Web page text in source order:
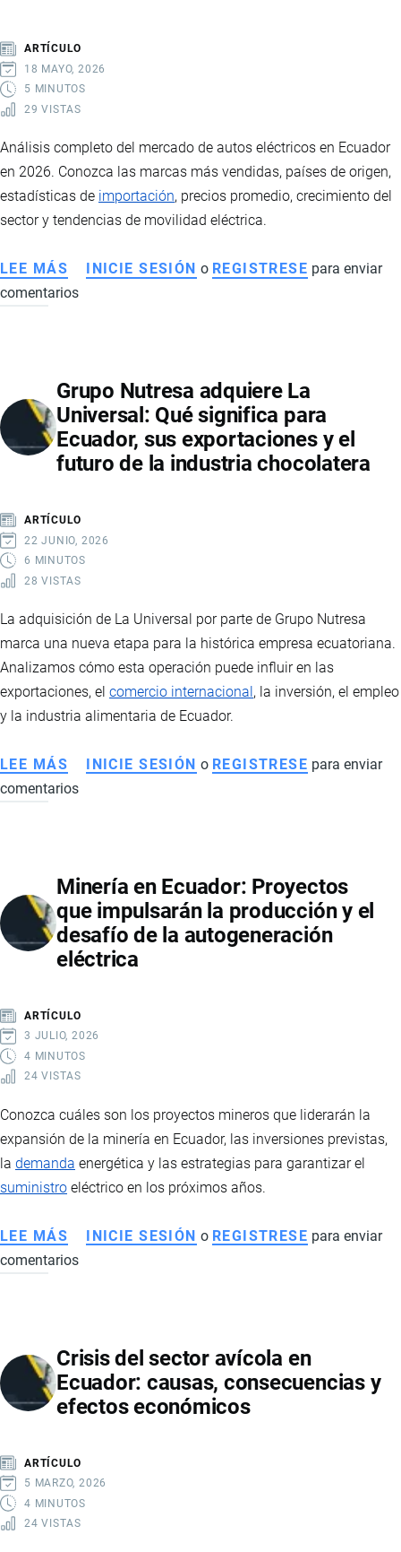
MARCAS
NACIONALES
ARTÍCULO
18 MAYO, 2026
5 MINUTOS
29 VISTAS
Análisis completo del mercado de autos eléctricos en Ecuador
en 2026. Conozca las marcas más vendidas, países de origen,
estadísticas de importación, precios promedio, crecimiento del
sector y tendencias de movilidad eléctrica.
LEE MÁS SOBRE
AUTOS
EL
MERCADO
VIVE
UN
IMPULSADO
POR
MARCAS
TENDENCIAS
INICIE SESIÓN o REGISTRESE para enviar
comentarios
Grupo Nutresa adquiere La
Universal: Qué significa para
Ecuador, sus exportaciones y el
futuro de la industria chocolatera
ARTÍCULO
22 JUNIO, 2026
6 MINUTOS
28 VISTAS
La adquisición de La Universal por parte de Grupo Nutresa
marca una nueva etapa para la histórica empresa ecuatoriana.
Analizamos cómo esta operación puede influir en las
exportaciones, el comercio internacional, la inversión, el empleo
y la industria alimentaria de Ecuador.
LEE MÁS SOBRE
GRUPO
UNIVERSAL:
QUÉ
SIGNIFICA
PARA
EXPORTACIONES
Y
EL
INDUSTRIA
CHOCOLATERA
INICIE SESIÓN o REGISTRESE para enviar
comentarios
Minería en Ecuador: Proyectos
que impulsarán la producción y el
desafío de la autogeneración
eléctrica
ARTÍCULO
3 JULIO, 2026
4 MINUTOS
24 VISTAS
Conozca cuáles son los proyectos mineros que liderarán la
expansión de la minería en Ecuador, las inversiones previstas,
la demanda energética y las estrategias para garantizar el
suministro eléctrico en los próximos años.
LEE MÁS SOBRE
MINERÍA
QUE
IMPULSARÁN
LA
EL
DESAFÍO
DE
INICIE SESIÓN o REGISTRESE para enviar
comentarios
Crisis del sector avícola en
Ecuador: causas, consecuencias y
efectos económicos
ARTÍCULO
5 MARZO, 2026
4 MINUTOS
24 VISTAS